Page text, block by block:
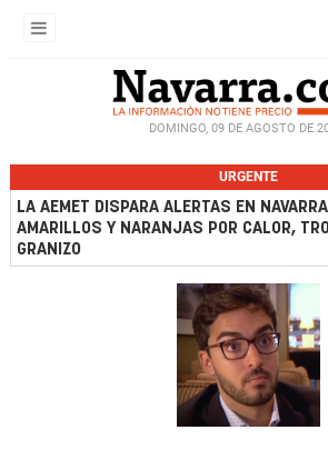
DOMINGO, 09 DE AGOSTO DE
URGENTE
LA AEMET DISPARA ALERTAS EN
AMARILLOS Y NARANJAS POR CALOR,
GRANIZO